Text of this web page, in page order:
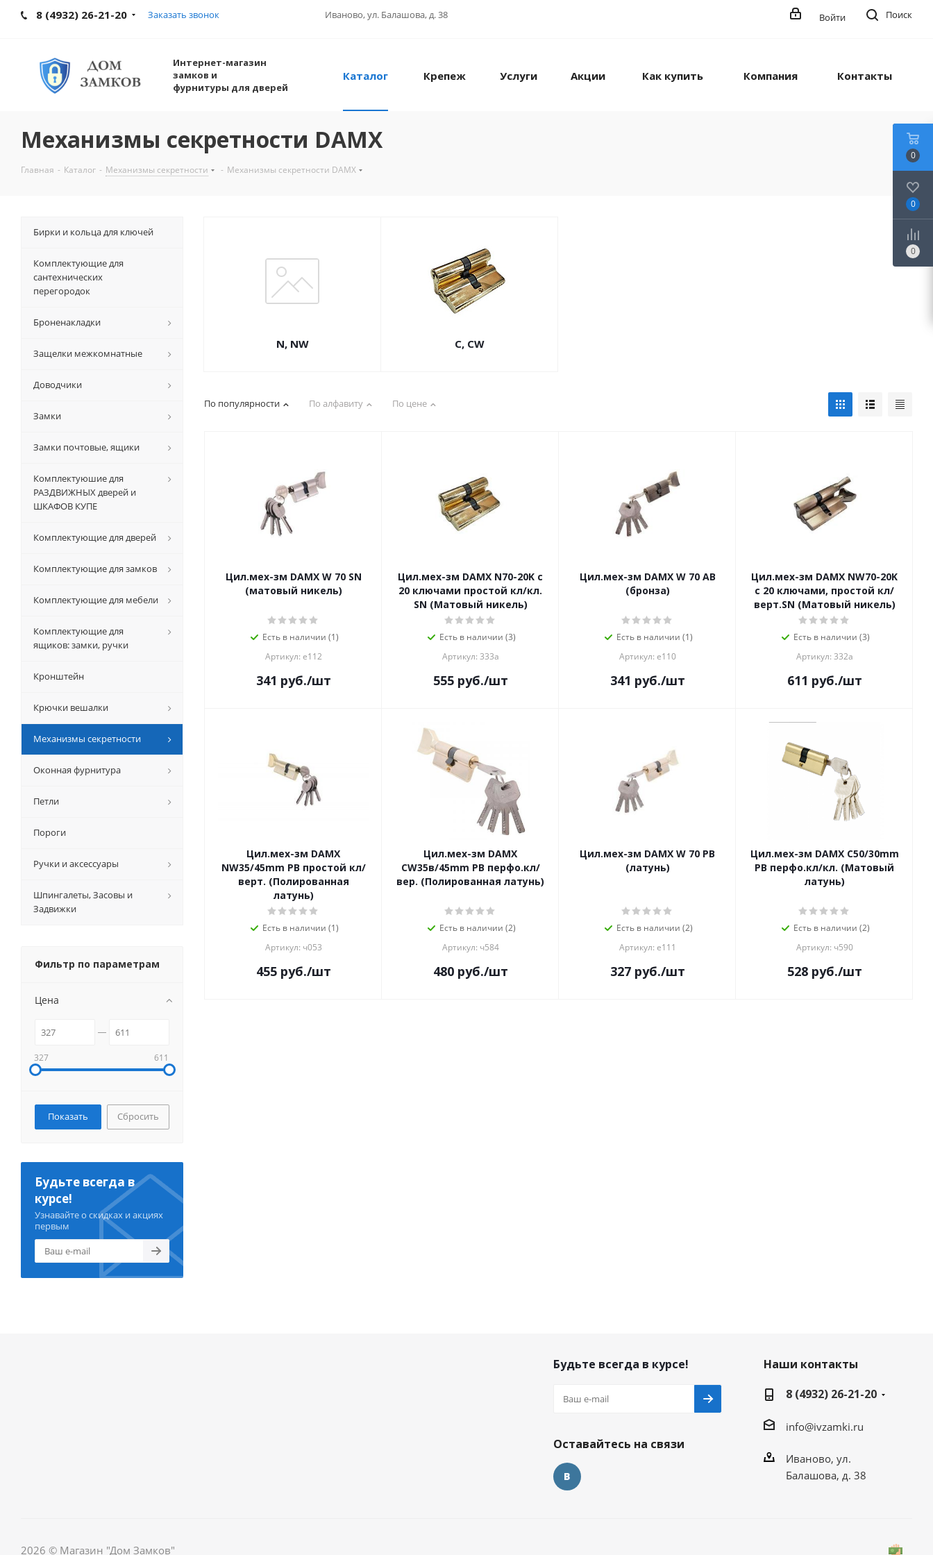
8 (4932) 26-21-20 Заказать звонок Иваново, ул. Балашова, д. 38 Поиск
Войти
Интернет-магазин
замков и
фурнитуры для дверей
Каталог Крепеж Услуги Акции Как купить Компания Контакты
Механизмы секретности DAMX
Главная - Каталог - Механизмы секретности - Механизмы секретности DAMX
N, NW C, CW
По популярности По алфавиту По цене
Цил.мех-зм DAMX W 70 SN
(матовый никель)
Есть в наличии (1)
Артикул: е112
341 руб./шт
Цил.мех-зм DAMX N70-20K с
20 ключами простой кл/кл.
SN (Матовый никель)
Есть в наличии (3)
Артикул: 333а
555руб./шт
Цил.мех-зм DAMX W 70 AB
(бронза)
Есть в наличии (1)
Артикул: е110
341 руб./шт
Цил.мех-зм DAMX NW70-20K
с 20 ключами, простой кл/
верт.SN (Матовый никель)
Есть в наличии (3)
Артикул: 332а
611 руб./шт
Цил.мех-зм DAMX
NW35/45mm PB простой кл/
верт. (Полированная
латунь)
Есть в наличии (1)
Артикул: ч053
455руб./шт
Цил.мех-зм DAMX
CW35в/45mm PB перфо.кл/
вер. (Полированная латунь)
Есть в наличии (2)
Артикул: ч584
480руб./шт
Цил.мех-зм DAMX W 70 PB
(латунь)
Есть в наличии (2)
Артикул: е111
327руб./шт
Цил.мех-зм DAMX C50/30mm
PB перфо.кл/кл. (Матовый
латунь)
Есть в наличии (2)
Артикул: ч590
528руб./шт
Бирки и кольца для ключей
Комплектующие для
сантехнических
перегородок
Броненакладки
Защелки межкомнатные
Доводчики
Замки
Замки почтовые, ящики
Комплектуюшие для
РАЗДВИЖНЫХ дверей и
ШКАФОВ КУПЕ
Комплектующие для дверей
Комплектующие для замков
Комплектующие для мебели
Комплектующие для
ящиков: замки, ручки
Кронштейн
Крючки вешалки
Механизмы секретности
Оконная фурнитура
Петли
Пороги
Ручки и аксессуары
Шпингалеты, Засовы и
Задвижки
Фильтр по параметрам
Цена
327 611
Сбросить
Будьте всегда в
курсе!
Узнавайте о скидках и акциях
первым
Будьте всегда в курсе!
Оставайтесь на связи
Наши контакты
8 (4932) 26-21-20
info@ivzamki.ru
Иваново, ул.
Балашова, д. 38
2026 © Магазин "Дом Замков"
0
0
0